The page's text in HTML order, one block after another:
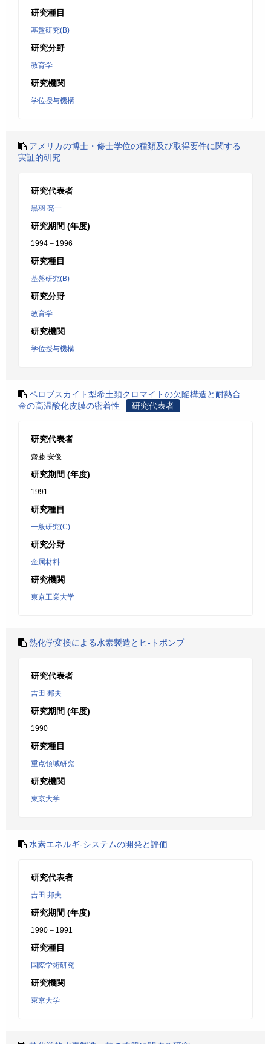
研究種目
基盤研究(B)
研究分野
教育学
研究機関
学位授与機構
アメリカの博士・修士学位の種類及び取得要件に関する
実証的研究
研究代表者
黒羽 亮一
研究期間 (年度)
1994 – 1996
研究種目
基盤研究(B)
研究分野
教育学
研究機関
学位授与機構
ペロブスカイト型希土類クロマイトの欠陥構造と耐熱合
金の高温酸化皮膜の密着性
研究代表者
研究代表者
齋藤 安俊
研究期間 (年度)
1991
研究種目
一般研究(C)
研究分野
金属材料
研究機関
東京工業大学
熱化学変換による水素製造とヒ-トポンプ
研究代表者
吉田 邦夫
研究期間 (年度)
1990
研究種目
重点領域研究
研究機関
東京大学
水素エネルギ-システムの開発と評価
研究代表者
吉田 邦夫
研究期間 (年度)
1990 – 1991
研究種目
国際学術研究
研究機関
東京大学